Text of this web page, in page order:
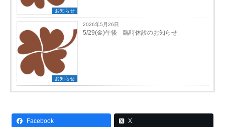
お知らせ
お知らせ
2026年5月26日
5/29(金)午後 臨時休診のお知らせ
Facebook X